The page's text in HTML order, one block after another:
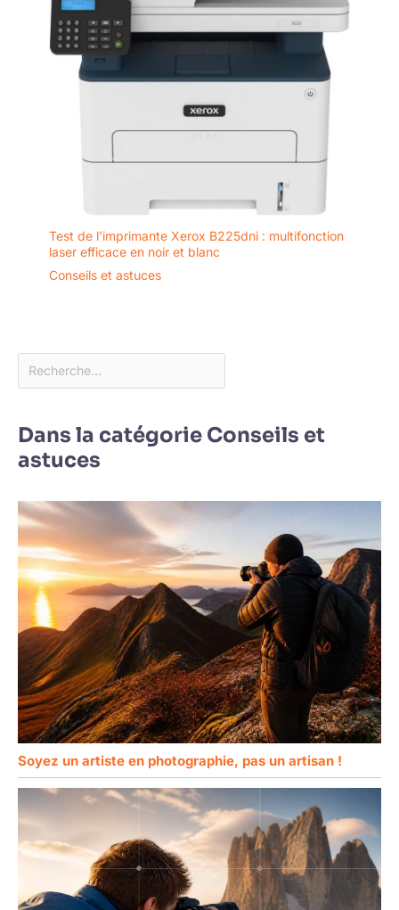
Test de l’imprimante Xerox B225dni : multifonction
laser efficace en noir et blanc
Conseils et astuces
Dans la catégorie Conseils et
astuces
Soyez un artiste en photographie, pas un artisan !